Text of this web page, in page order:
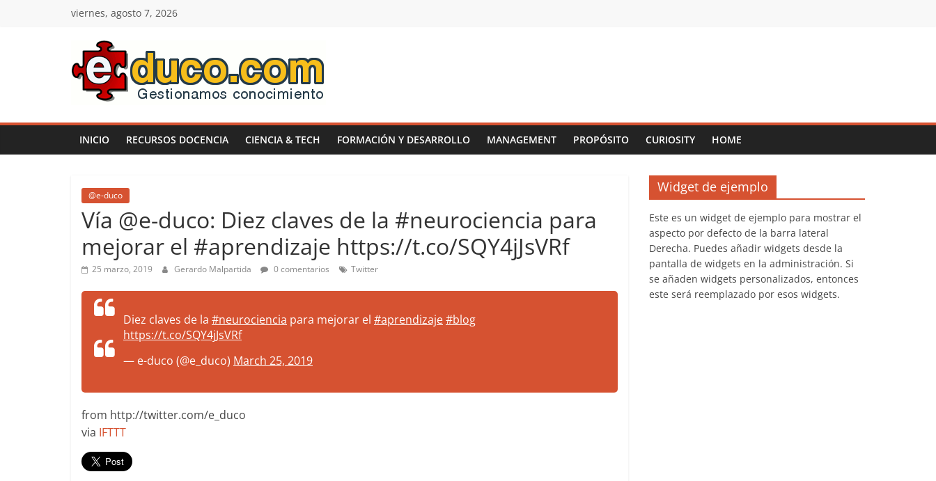
viernes, agosto 7, 2026
E-
duco:
Gestión
del
Conocimiento
Learn
more.
more.
INICIO RECURSOS DOCENCIA CIENCIA & TECH FORMACIÓN Y DESARROLLO MANAGEMENT PROPÓSITO CURIOSITY HOME
@e-duco
Vía @e-duco: Diez claves de la #neurociencia para
mejorar el #aprendizaje https://t.co/SQY4jJsVRf
25 marzo, 2019 Gerardo Malpartida 0 comentarios Twitter
Diez claves de la #neurociencia para mejorar el #aprendizaje#blog
https://t.co/SQY4jJsVRf
— e-duco (@e_duco) March 25, 2019
from http://twitter.com/e_duco
via IFTTT
Widget de ejemplo
Este es un widget de ejemplo para mostrar el
aspecto por defecto de la barra lateral
Derecha. Puedes añadir widgets desde la
pantalla de widgets en la administración. Si
se añaden widgets personalizados, entonces
este será reemplazado por esos widgets.